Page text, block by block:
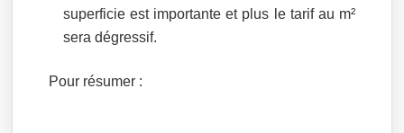
superficie est importante et plus le tarif au m²
sera dégressif.
Pour résumer :